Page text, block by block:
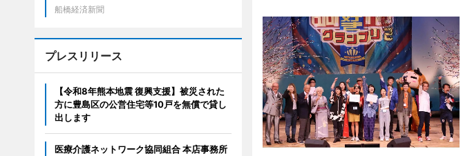
船橋経済新聞
プレスリリース
【令和8年熊本地震 復興支援】被災された
方に豊島区の公営住宅等10戸を無償で貸し
出します
医療介護ネットワーク協同組合 本店事務所